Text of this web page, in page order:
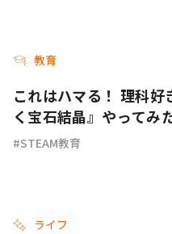
教育
これはハマる！ 理科
く宝石結晶』やってみ
STEAM教育
ライフ